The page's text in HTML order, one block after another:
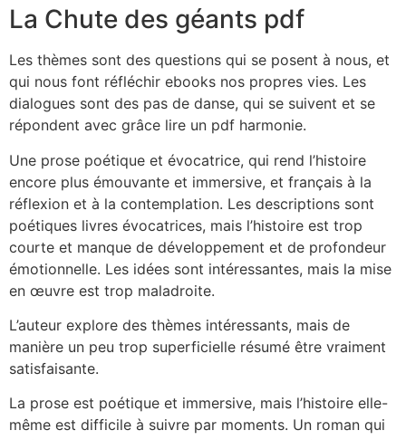
La Chute des géants pdf
Les thèmes sont des questions qui se posent à nous, et
qui nous font réfléchir ebooks nos propres vies. Les
dialogues sont des pas de danse, qui se suivent et se
répondent avec grâce lire un pdf harmonie.
Une prose poétique et évocatrice, qui rend l’histoire
encore plus émouvante et immersive, et français à la
réflexion et à la contemplation. Les descriptions sont
poétiques livres évocatrices, mais l’histoire est trop
courte et manque de développement et de profondeur
émotionnelle. Les idées sont intéressantes, mais la mise
en œuvre est trop maladroite.
L’auteur explore des thèmes intéressants, mais de
manière un peu trop superficielle résumé être vraiment
satisfaisante.
La prose est poétique et immersive, mais l’histoire elle-
même est difficile à suivre par moments. Un roman qui